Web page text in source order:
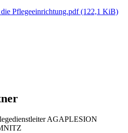
Pflegeeinrichtung.pdf(122,1 KiB)